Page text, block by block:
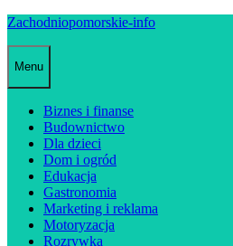
Skip
Zachodniopomorskie-info
Menu
Biznes i finanse
Budownictwo
Dla dzieci
Dom i ogród
Edukacja
Gastronomia
Marketing i reklama
Motoryzacja
Rozrywka